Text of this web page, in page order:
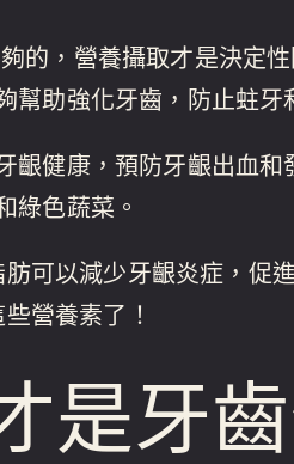
的，營養攝取才是決定
助強化牙齒，防止蛀牙
健康，預防牙齦出血
綠色蔬菜。
可以減少牙齦炎症，促
營養素了！
是牙